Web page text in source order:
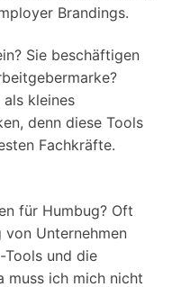
Brandings.
Sie beschäftigen
kleines
denn diese Tools
Fachkräfte.
für Humbug? Oft
Unternehmen
Tools und die
muss ich mich nicht